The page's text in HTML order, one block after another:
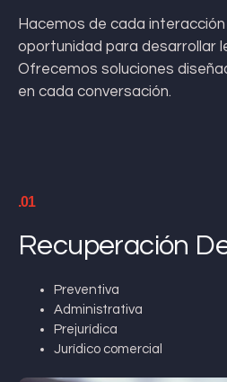
Hacemos de cada
oportunidad para desarrollar
Ofrecemos soluciones
en cada conversación.
.01
Recuperación
Preventiva
Administrativa
Prejurídica
Jurídico comercial